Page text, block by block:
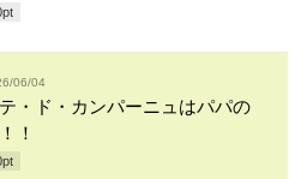
pt
06/04
・ド・カンパーニュはパパの
！
pt